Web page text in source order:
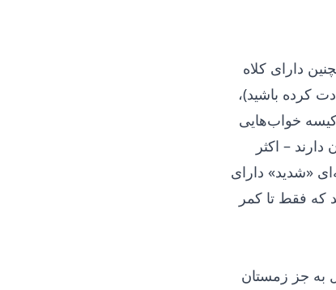
دارای کلاه
کرده باشید)،
خواب‌هایی
– اکثر
«شدید» دارای
که فقط تا کمر
فصول به جز زمستان